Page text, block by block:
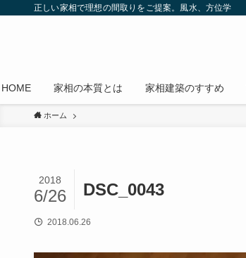
正しい家相で理想の間取りをご提案。風水、方位学
HOME 家相の本質とは 家相建築のすすめ
ホーム
DSC_0043
2018
6/26
2018.06.26